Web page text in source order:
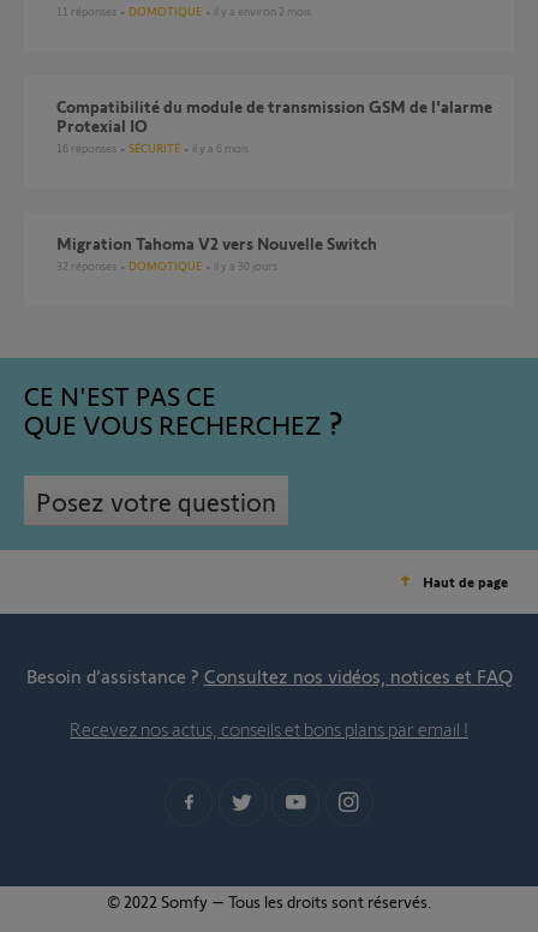
11 réponses DOMOTIQUE il y a environ 2 mois
compatibilité du module de transmission GSM de l'alarme
Protexial IO
16 réponses SÉCURITÉ il y a 6 mois
Migration Tahoma V2 vers Nouvelle Switch
32 réponses DOMOTIQUE il y a 30 jours
CE N'EST PAS CE
QUE VOUS RECHERCHEZ
Posez votre question
Haut de page
Besoin d’assistance ? Consultez nos vidéos, notices et FAQ
Recevez nos actus, conseils et bons plans par email !
© 2022 Somfy – Tous les droits sont réservés.